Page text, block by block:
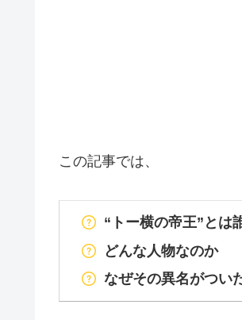
この記事では、
“トー横の帝王”とは
どんな人物なのか
なぜその異名がつい